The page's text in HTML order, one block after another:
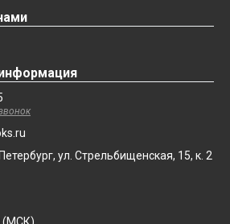
ул. Стрельбищенская, 15, к. 2